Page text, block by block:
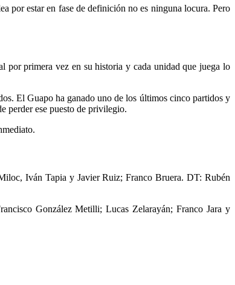
por estar en fase de definición no es ninguna locura. Pero
por primera vez en su historia y cada unidad que juega lo
El Guapo ha ganado uno de los últimos cinco partidos y
perder ese puesto de privilegio.
Iván Tapia y Javier Ruiz; Franco Bruera. DT: Rubén
González Metilli; Lucas Zelarayán; Franco Jara y